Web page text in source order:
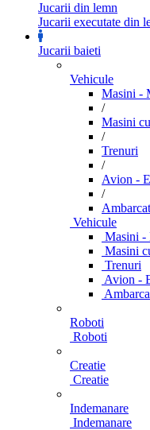
Jucarii din lemn
Jucarii executate din
Jucarii baieti
Vehicule
Masini -
/
Masini
/
Trenuri
/
Avion -
/
Vehicule
Masini -
Masini
Trenuri
Avion -
Roboti
Roboti
Creatie
Creatie
Indemanare
Indemanare